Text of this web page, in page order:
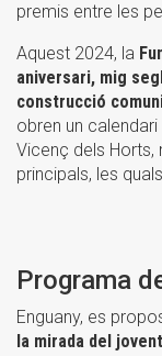
premis entre les
Aquest 2024, la
aniversari, mig
construcció
obren un
Vicenç dels Horts,
principals, les
Programa
Enguany, es
la mirada del